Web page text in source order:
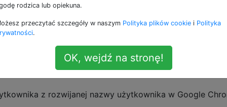
nazwę myszką i klikam przycisk Usuń - to nie działa
tego usuwam literę z pola tekstowego nazwy)
Mac jest przytrzymanie przycisku „fn” po kliknięciu
wydaje się nie przynieść żadnego efektu - nic się nie
z rozwijanej nazwy użytkownika w Google
rodzica lub opiekuna.
przeczytać szczegóły w naszym Polityka plików cookie i Polityka
.
OK, wejdź na stronę!